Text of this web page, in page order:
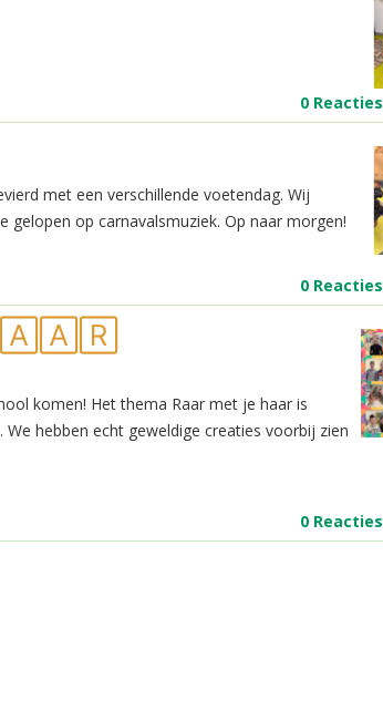
0 Reacties
met een verschillende voetendag. Wij
gelopen op carnavalsmuziek. Op naar morgen!
0 Reacties
komen! Het thema Raar met je haar is
hebben echt geweldige creaties voorbij zien
0 Reacties